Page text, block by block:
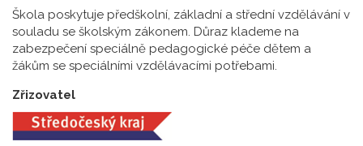
Škola poskytuje předškolní, základní a střední vzdělávání v
souladu se školským zákonem. Důraz klademe na
zabezpečení speciálně pedagogické péče dětem a
žákům se speciálními vzdělávacími potřebami.
Zřizovatel